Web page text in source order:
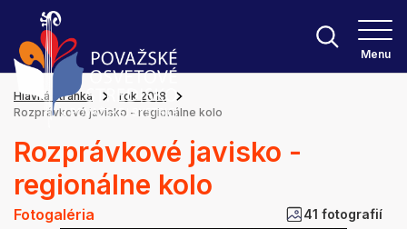
Menu
Hlavná stránka
rok 2018
Rozprávkové javisko - regionálne kolo
Rozprávkové javisko -
regionálne kolo
Fotogaléria 41 fotografií